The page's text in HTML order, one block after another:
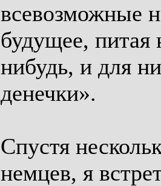
всевозможные
будущее, питая
нибудь, и для
денечки».
Спустя
немцев, я